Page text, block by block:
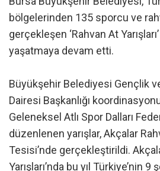
bölgelerinden 135 sporcu ve
gerçekleşen ‘Rahvan At
yaşatmaya devam etti.
Büyükşehir Belediyesi Gençlik
Dairesi Başkanlığı
Geleneksel Atlı Spor Dalları
düzenlenen yarışlar, Akçalar
Tesisi’nde gerçekleştirildi.
Yarışları’nda bu yıl Türkiye’nin